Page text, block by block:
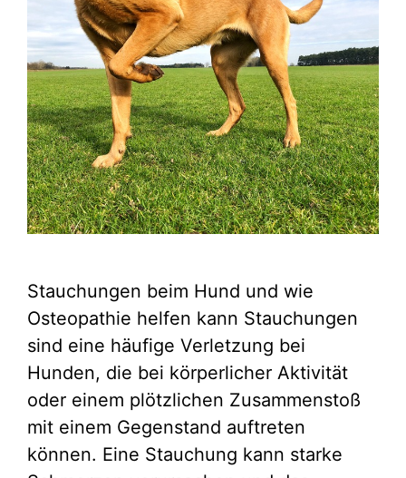
Stauchungen beim Hund und wie
Osteopathie helfen kann Stauchungen
sind eine häufige Verletzung bei
Hunden, die bei körperlicher Aktivität
oder einem plötzlichen Zusammenstoß
mit einem Gegenstand auftreten
können. Eine Stauchung kann starke